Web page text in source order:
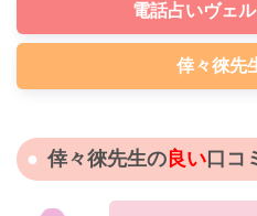
電話占いヴェ
倖々徠先
倖々徠先生の良い口コ